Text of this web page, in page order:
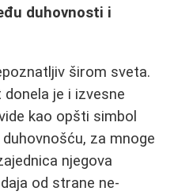
duhovnosti i
širom sveta.
je i izvesne
kao opšti simbol
za mnoge
njegova
od strane ne-